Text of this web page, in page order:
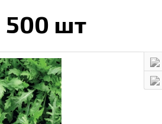
500 шт